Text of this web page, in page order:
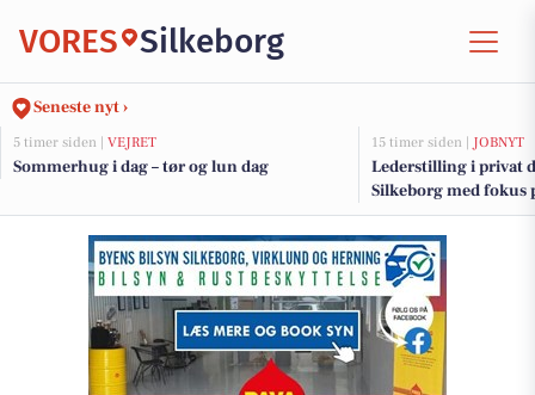
VORES Silkeborg
Seneste nyt ›
5 timer siden | VEJRET
Sommerhug i dag – tør og lun dag
15 timer siden | JOBNYT
Lederstilling i privat
Silkeborg med fokus
stærke fællesskaber